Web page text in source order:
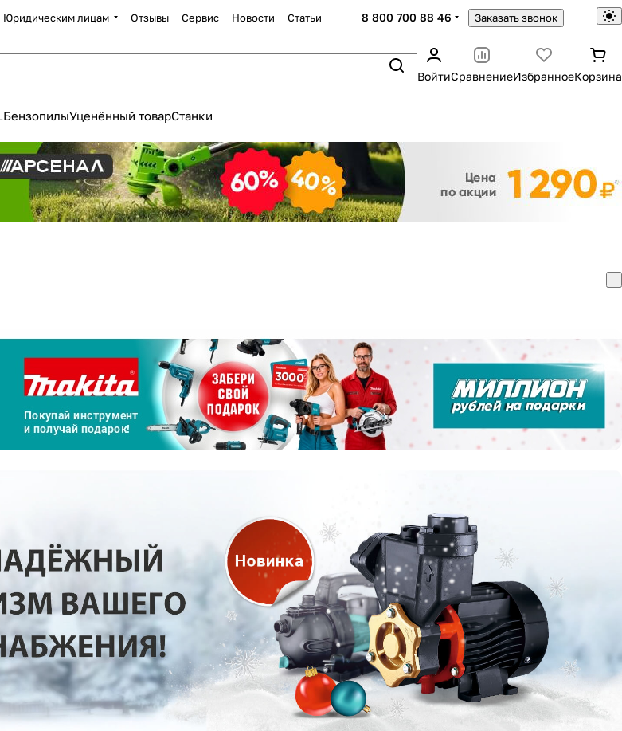
Юридическим лицам Отзывы Сервис Новости Статьи 8 800 700 88 46 Заказать звонок
ВойтиСравнениеИзбранноеКорзина
БензопилыУценённый товарСтанки
без переплат
товарыв корзину
сегодня только
любого банка